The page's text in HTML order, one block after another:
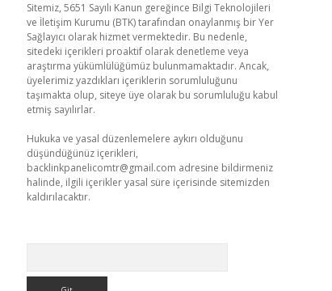
Sitemiz, 5651 Sayılı Kanun gereğince Bilgi Teknolojileri
ve İletişim Kurumu (BTK) tarafından onaylanmış bir Yer
Sağlayıcı olarak hizmet vermektedir. Bu nedenle,
sitedeki içerikleri proaktif olarak denetleme veya
araştırma yükümlülüğümüz bulunmamaktadır. Ancak,
üyelerimiz yazdıkları içeriklerin sorumluluğunu
taşımakta olup, siteye üye olarak bu sorumluluğu kabul
etmiş sayılırlar.
Hukuka ve yasal düzenlemelere aykırı olduğunu
düşündüğünüz içerikleri,
backlinkpanelicomtr@gmail.com adresine bildirmeniz
halinde, ilgili içerikler yasal süre içerisinde sitemizden
kaldırılacaktır.